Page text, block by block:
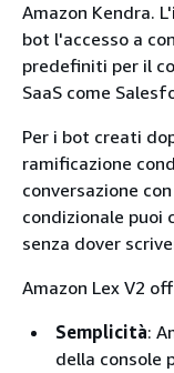
Amazon Kendra.
bot l'accesso a
predefiniti per il
SaaS come
Per i bot creati
ramificazione
conversazione
condizionale puoi
senza dover
Amazon Lex V2
Semplicità:
della console